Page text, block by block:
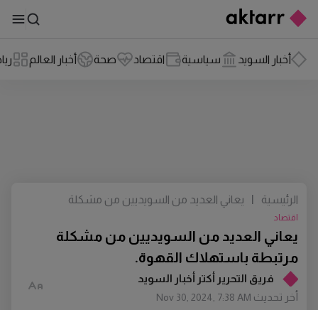
أخبار السويد سياسية اقتصاد صحة أخبار العالم
فريق التحرير أكتر أخبار السويد
أخر تحديث Nov 30, 2024, 7:38 AM
يعاني العديد من السويديين من مشكلة
مرتبطة باستهلاك القهوة.
اقتصاد
الرئيسية |
يعاني العديد من السويديين من مشكلة